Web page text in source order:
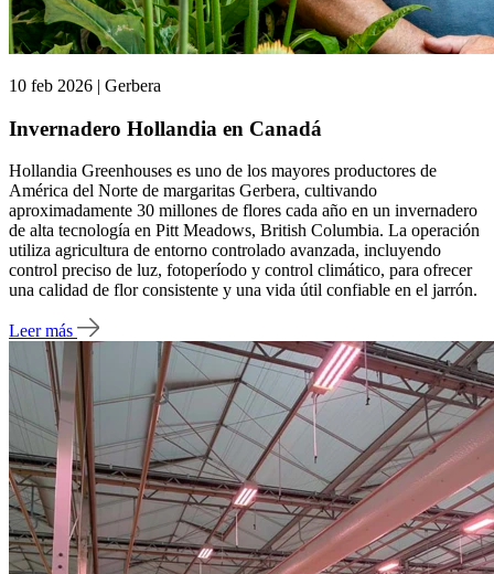
10 feb 2026 | Gerbera
Invernadero Hollandia en Canadá
Hollandia Greenhouses es uno de los mayores productores de
América del Norte de margaritas Gerbera, cultivando
aproximadamente 30 millones de flores cada año en un invernadero
de alta tecnología en Pitt Meadows, British Columbia. La operación
utiliza agricultura de entorno controlado avanzada, incluyendo
control preciso de luz, fotoperíodo y control climático, para ofrecer
una calidad de flor consistente y una vida útil confiable en el jarrón.
Leer más